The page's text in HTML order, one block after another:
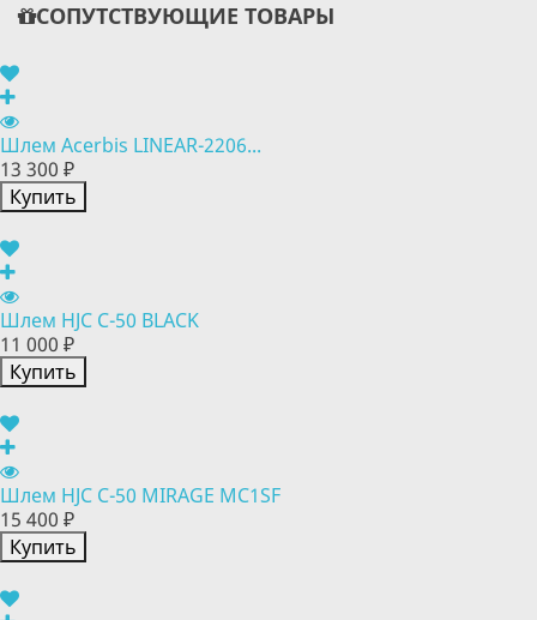
СОПУТСТВУЮЩИЕ ТОВАРЫ
Шлем Acerbis LINEAR-2206...
13 300 ₽
Купить
Шлем HJC C-50 BLACK
11 000 ₽
Купить
Шлем HJC C-50 MIRAGE MC1SF
15 400 ₽
Купить